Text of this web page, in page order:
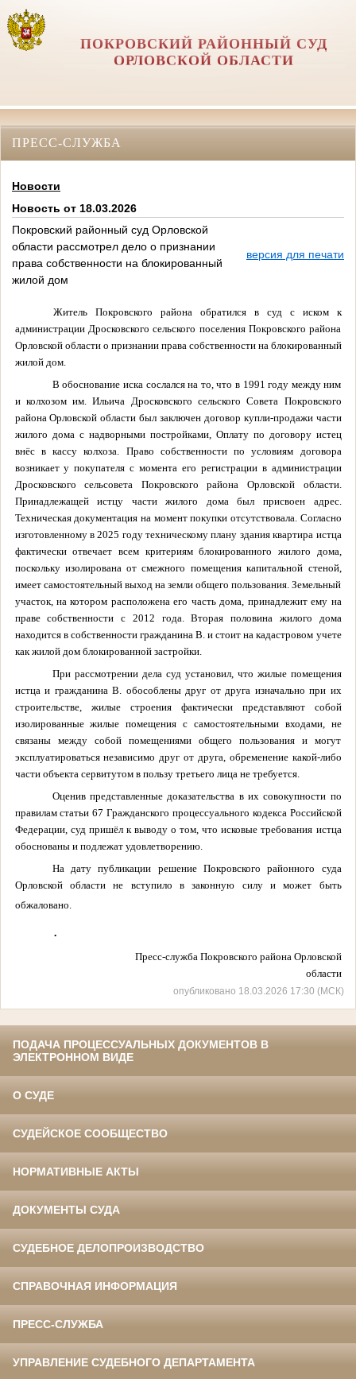
ПОКРОВСКИЙ РАЙОННЫЙ СУД
ОРЛОВCКОЙ ОБЛАСТИ
ПРЕСС-СЛУЖБА
Новости
Новость от 18.03.2026
Покровский районный суд Орловской
области рассмотрел дело о признании
права собственности на блокированный
жилой дом
версия для печати
Житель Покровского района обратился в суд с иском к
администрации Дросковского сельского поселения Покровского района
Орловской области о признании права собственности на блокированный
жилой дом.
В обоснование иска сослался на то, что в 1991 году между ним
и колхозом им. Ильича Дросковского сельского Совета Покровского
района Орловской области был заключен договор купли-продажи части
жилого дома с надворными постройками, Оплату по договору истец
внёс в кассу колхоза. Право собственности по условиям договора
возникает у покупателя с момента его регистрации в администрации
Дросковского сельсовета Покровского района Орловской области.
Принадлежащей истцу части жилого дома был присвоен адрес.
Техническая документация на момент покупки отсутствовала. Согласно
изготовленному в 2025 году техническому плану здания квартира истца
фактически отвечает всем критериям блокированного жилого дома,
поскольку изолирована от смежного помещения капитальной стеной,
имеет самостоятельный выход на земли общего пользования. Земельный
участок, на котором расположена его часть дома, принадлежит ему на
праве собственности с 2012 года. Вторая половина жилого дома
находится в собственности гражданина В. и стоит на кадастровом учете
как жилой дом блокированной застройки.
При рассмотрении дела суд установил, что жилые помещения
истца и гражданина В. обособлены друг от друга изначально при их
строительстве, жилые строения фактически представляют собой
изолированные жилые помещения с самостоятельными входами, не
связаны между собой помещениями общего пользования и могут
эксплуатироваться независимо друг от друга, обременение какой-либо
части объекта сервитутом в пользу третьего лица не требуется.
Оценив представленные доказательства в их совокупности по
правилам статьи 67 Гражданского процессуального кодекса Российской
Федерации, суд пришёл к выводу о том, что исковые требования истца
обоснованы и подлежат удовлетворению.
На дату публикации решение Покровского районного суда
Орловской области не вступило в законную силу и может быть
обжаловано.
.
Пресс-служба Покровского района Орловской
области
опубликовано 18.03.2026 17:30 (МСК)
ПОДАЧА ПРОЦЕССУАЛЬНЫХ ДОКУМЕНТОВ В
ЭЛЕКТРОННОМ ВИДЕ
О СУДЕ
СУДЕЙСКОЕ СООБЩЕСТВО
НОРМАТИВНЫЕ АКТЫ
ДОКУМЕНТЫ СУДА
СУДЕБНОЕ ДЕЛОПРОИЗВОДСТВО
СПРАВОЧНАЯ ИНФОРМАЦИЯ
ПРЕСС-СЛУЖБА
УПРАВЛЕНИЕ СУДЕБНОГО ДЕПАРТАМЕНТА